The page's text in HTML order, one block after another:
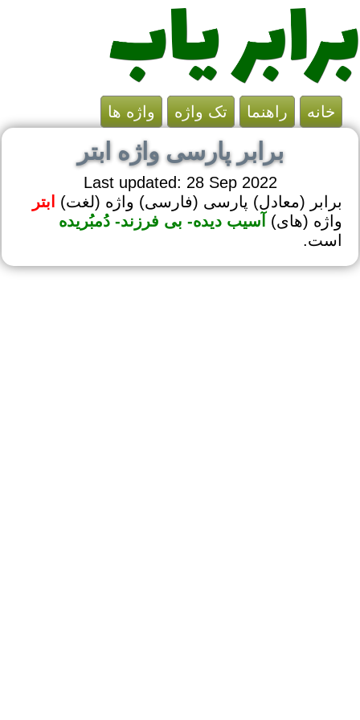
خانه راهنما تک واژه واژه ها
برابر پارسی واژه ابتر
Last updated: 28 Sep 2022
برابر (معادل) پارسی (فارسی) واژه (لغت)
ابتر
واژه (های)
آسیب دیده- بی فرزند- دُمبُریده
است.